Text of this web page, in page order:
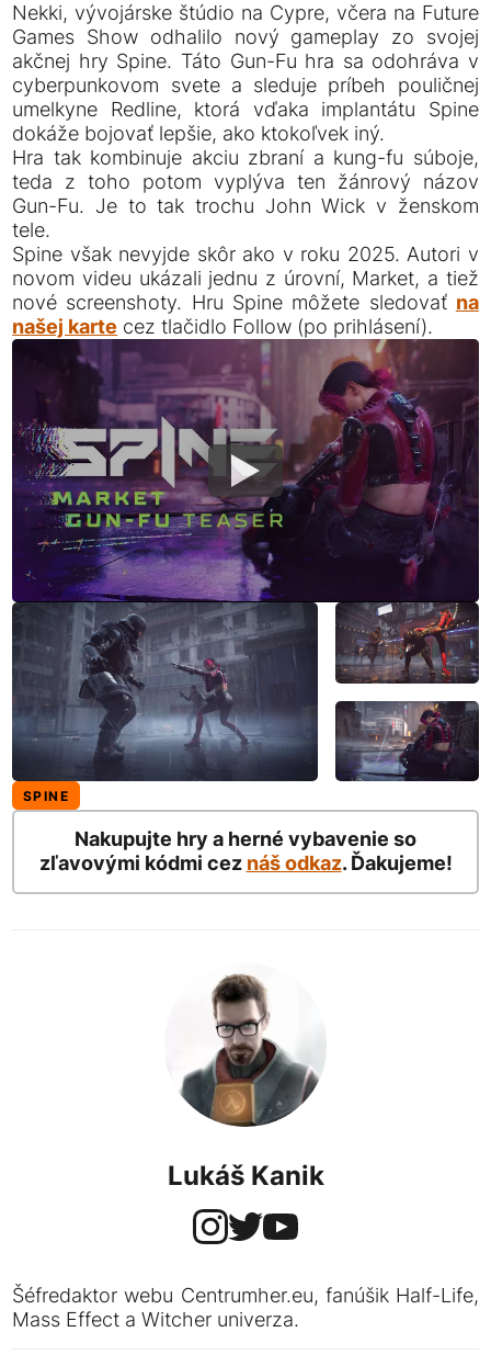
Nekki, vývojárske štúdio na Cypre, včera na Future
Games Show odhalilo nový gameplay zo svojej
akčnej hry Spine. Táto Gun-Fu hra sa odohráva v
cyberpunkovom svete a sleduje príbeh pouličnej
umelkyne Redline, ktorá vďaka implantátu Spine
dokáže bojovať lepšie, ako ktokoľvek iný.
Hra tak kombinuje akciu zbraní a kung-fu súboje,
teda z toho potom vyplýva ten žánrový názov
Gun-Fu. Je to tak trochu John Wick v ženskom
tele.
Spine však nevyjde skôr ako v roku 2025. Autori v
novom videu ukázali jednu z úrovní, Market, a tiež
nové screenshoty. Hru Spine môžete sledovať na
našej karte cez tlačidlo Follow (po prihlásení).
SPINE
Nakupujte hry a herné vybavenie so
zľavovými kódmi cez náš odkaz. Ďakujeme!
Lukáš Kanik
Šéfredaktor webu Centrumher.eu, fanúšik Half-Life,
Mass Effect a Witcher univerza.